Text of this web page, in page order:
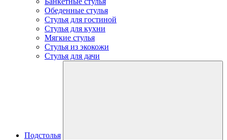
Обеденные стулья
Стулья для гостиной
Стулья для кухни
Мягкие стулья
Стулья из экокожи
Стулья для дачи
Подстолья